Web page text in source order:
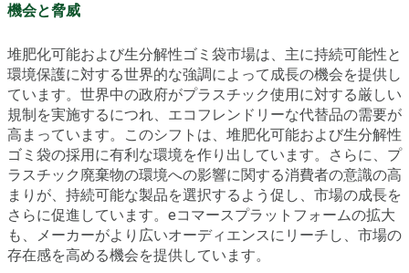
機会と脅威
堆肥化可能および生分解性ゴミ袋市場は、主に持続可能性と
環境保護に対する世界的な強調によって成長の機会を提供し
ています。世界中の政府がプラスチック使用に対する厳しい
規制を実施するにつれ、エコフレンドリーな代替品の需要が
高まっています。このシフトは、堆肥化可能および生分解性
ゴミ袋の採用に有利な環境を作り出しています。さらに、プ
ラスチック廃棄物の環境への影響に関する消費者の意識の高
まりが、持続可能な製品を選択するよう促し、市場の成長を
さらに促進しています。eコマースプラットフォームの拡大
も、メーカーがより広いオーディエンスにリーチし、市場の
存在感を高める機会を提供しています。